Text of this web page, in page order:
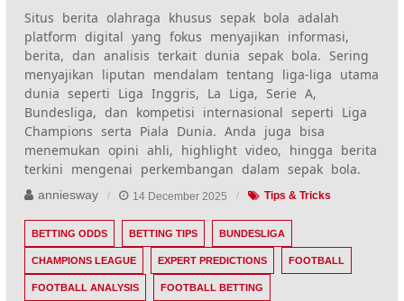
Situs berita olahraga khusus sepak bola adalah
platform digital yang fokus menyajikan informasi,
berita, dan analisis terkait dunia sepak bola. Sering
menyajikan liputan mendalam tentang liga-liga utama
dunia seperti Liga Inggris, La Liga, Serie A,
Bundesliga, dan kompetisi internasional seperti Liga
Champions serta Piala Dunia. Anda juga bisa
menemukan opini ahli, highlight video, hingga berita
terkini mengenai perkembangan dalam sepak bola.
anniesway 14 December 2025 Tips & Tricks
BETTING ODDS BETTING TIPS BUNDESLIGA
CHAMPIONS LEAGUE EXPERT PREDICTIONS FOOTBALL
FOOTBALL ANALYSIS FOOTBALL BETTING